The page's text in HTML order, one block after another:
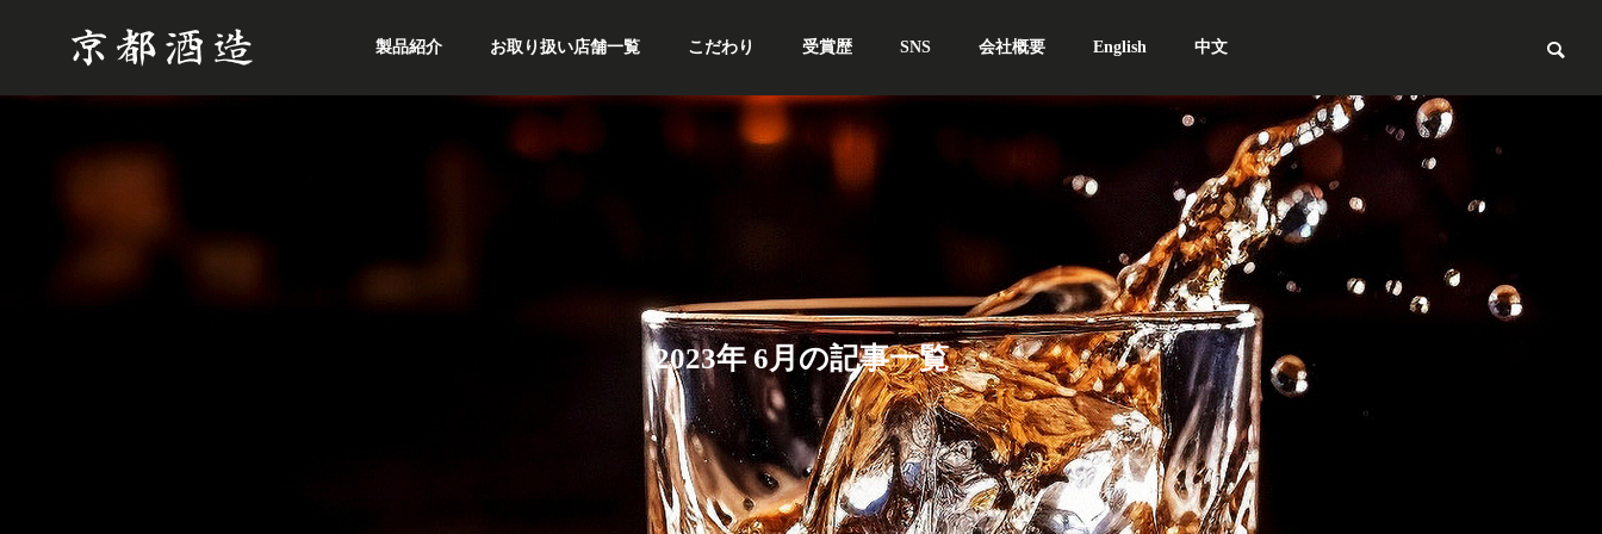
製品紹介 お取り扱い店舗一覧 こだわり 受賞歴 SNS 会社概要 English 中文
2023年 6月の記事一覧